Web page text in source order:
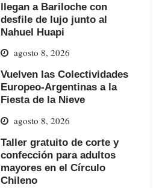
llegan a Bariloche con
desfile de lujo junto al
Nahuel Huapi
agosto 8, 2026
Vuelven las Colectividades
Europeo-Argentinas a la
Fiesta de la Nieve
agosto 8, 2026
Taller gratuito de corte y
confección para adultos
mayores en el Círculo
Chileno